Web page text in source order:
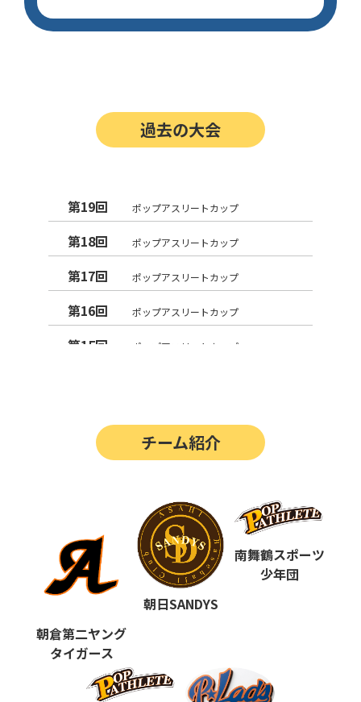
過去の大会
第19回 ポップアスリートカップ
第18回 ポップアスリートカップ
第17回 ポップアスリートカップ
第16回 ポップアスリートカップ
第15回 ポップアスリートカップ
第12回 決勝戦の動画はこちらから
ポップアスリートカップ
第10回 ポップアスリートカップ
第9回 ポップアスリートカップ
第7回
第6回 ポップアスリートカップ
チーム紹介
朝倉第二ヤング
タイガース
朝日SANDYS
南舞鶴スポーツ
少年団